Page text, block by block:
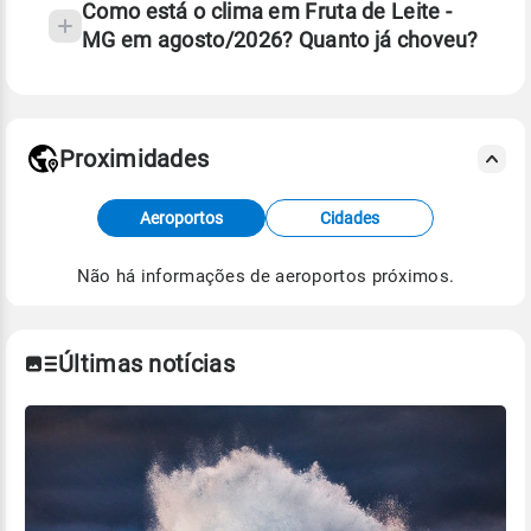
Como está o clima em Fruta de Leite -
MG em agosto/2026? Quanto já choveu?
Fonte: dados combinados de estações
meteorológicas e satélite do Centro de Previsão
de Tempo e Estudos Climáticos (CPTEC).
Proximidades
Aeroportos Cidades
Não há informações de aeroportos próximos.
Últimas notícias